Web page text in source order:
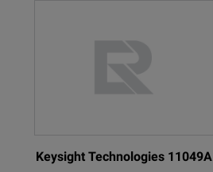
Keysight Technologies 11049A